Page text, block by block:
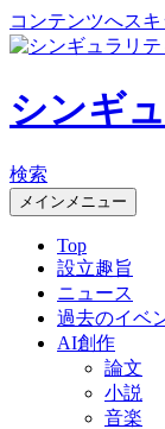
コンテンツへス
シンギ
検索
メインメニュー
Top
設立趣旨
ニュース
過去のイベ
AI創作
論文
小説
音楽